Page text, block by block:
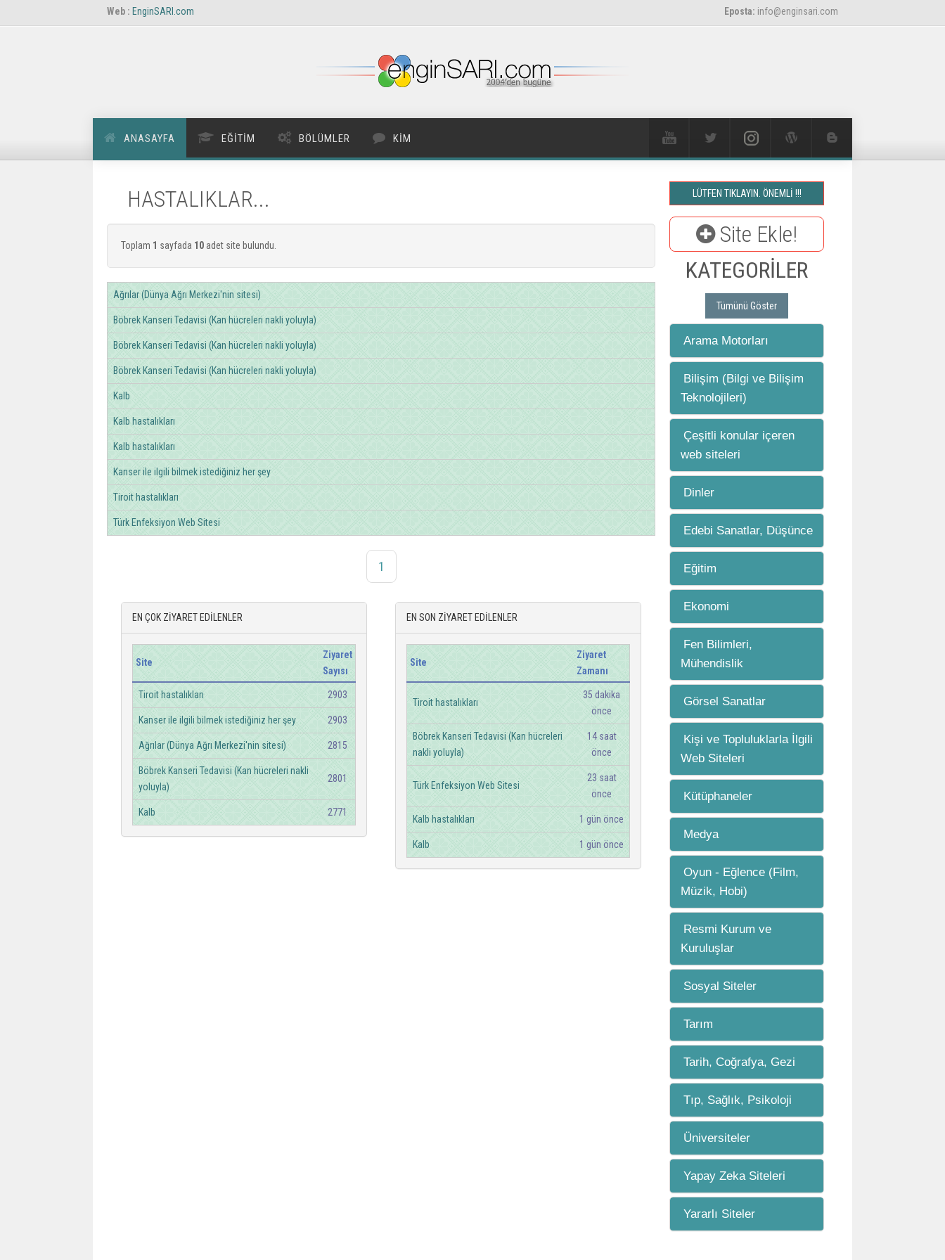
Web : EnginSARI.com Eposta: info@enginsari.com
ANASAYFA EĞITIM BÖLÜMLER KIM
HASTALIKLAR...
Toplam 1 sayfada 10 adet site bulundu.
Ağrılar (Dünya Ağrı Merkezi'nin sitesi)
Böbrek Kanseri Tedavisi (Kan hücreleri nakli yoluyla)
Böbrek Kanseri Tedavisi (Kan hücreleri nakli yoluyla)
Böbrek Kanseri Tedavisi (Kan hücreleri nakli yoluyla)
Kalb
Kalb hastalıkları
Kalb hastalıkları
Kanser ile ilgili bilmek istediğiniz her şey
Tiroit hastalıkları
Türk Enfeksiyon Web Sitesi
1
EN ÇOK ZİYARET EDİLENLER
Site
Ziyaret
Sayısı
Tiroit hastalıkları 2903
Kanser ile ilgili bilmek istediğiniz her şey 2903
Ağrılar (Dünya Ağrı Merkezi'nin sitesi) 2815
Böbrek Kanseri Tedavisi (Kan hücreleri nakli
yoluyla)
2801
Kalb 2771
EN SON ZİYARET EDİLENLER
Site
Ziyaret
Zamanı
Tiroit hastalıkları
35 dakika
önce
Böbrek Kanseri Tedavisi (Kan hücreleri
nakli yoluyla)
14 saat
önce
Türk Enfeksiyon Web Sitesi
23 saat
önce
Kalb hastalıkları 1 gün önce
Kalb 1 gün önce
LÜTFEN TIKLAYIN. ÖNEMLİ !!!
Site Ekle!
KATEGORİLER
Tümünü Göster
Arama Motorları
Bilişim (Bilgi ve Bilişim
Teknolojileri)
Çeşitli konular içeren
web siteleri
Dinler
Edebi Sanatlar, Düşünce
Eğitim
Ekonomi
Fen Bilimleri,
Mühendislik
Görsel Sanatlar
Kişi ve Topluluklarla İlgili
Web Siteleri
Kütüphaneler
Medya
Oyun - Eğlence (Film,
Müzik, Hobi)
Resmi Kurum ve
Kuruluşlar
Sosyal Siteler
Tarım
Tarih, Coğrafya, Gezi
Tıp, Sağlık, Psikoloji
Üniversiteler
Yapay Zeka Siteleri
Yararlı Siteler